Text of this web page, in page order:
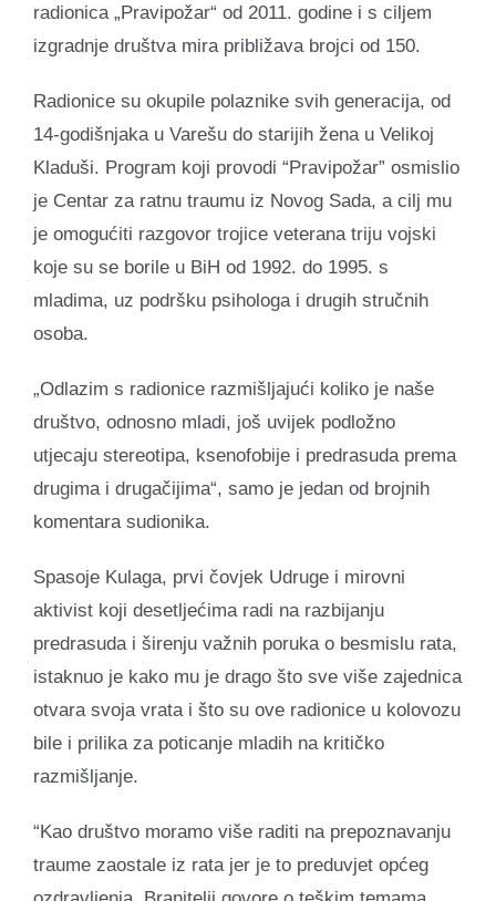
radionica „Pravipožar“ od 2011. godine i s ciljem
izgradnje društva mira približava brojci od 150.
Radionice su okupile polaznike svih generacija, od
14-godišnjaka u Varešu do starijih žena u Velikoj
Kladuši. Program koji provodi “Pravipožar” osmislio
je Centar za ratnu traumu iz Novog Sada, a cilj mu
je omogućiti razgovor trojice veterana triju vojski
koje su se borile u BiH od 1992. do 1995. s
mladima, uz podršku psihologa i drugih stručnih
osoba.
„Odlazim s radionice razmišljajući koliko je naše
društvo, odnosno mladi, još uvijek podložno
utjecaju stereotipa, ksenofobije i predrasuda prema
drugima i drugačijima“, samo je jedan od brojnih
komentara sudionika.
Spasoje Kulaga, prvi čovjek Udruge i mirovni
aktivist koji desetljećima radi na razbijanju
predrasuda i širenju važnih poruka o besmislu rata,
istaknuo je kako mu je drago što sve više zajednica
otvara svoja vrata i što su ove radionice u kolovozu
bile i prilika za poticanje mladih na kritičko
razmišljanje.
“Kao društvo moramo više raditi na prepoznavanju
traume zaostale iz rata jer je to preduvjet općeg